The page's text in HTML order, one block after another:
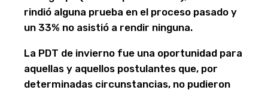
rindió alguna prueba en el proceso pasado y
un 33% no asistió a rendir ninguna.
La PDT de invierno fue una oportunidad para
aquellas y aquellos postulantes que, por
determinadas circunstancias, no pudieron